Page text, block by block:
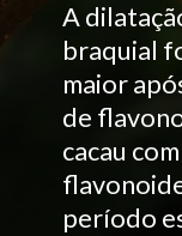
A
braquial
maior
de
cacau
período